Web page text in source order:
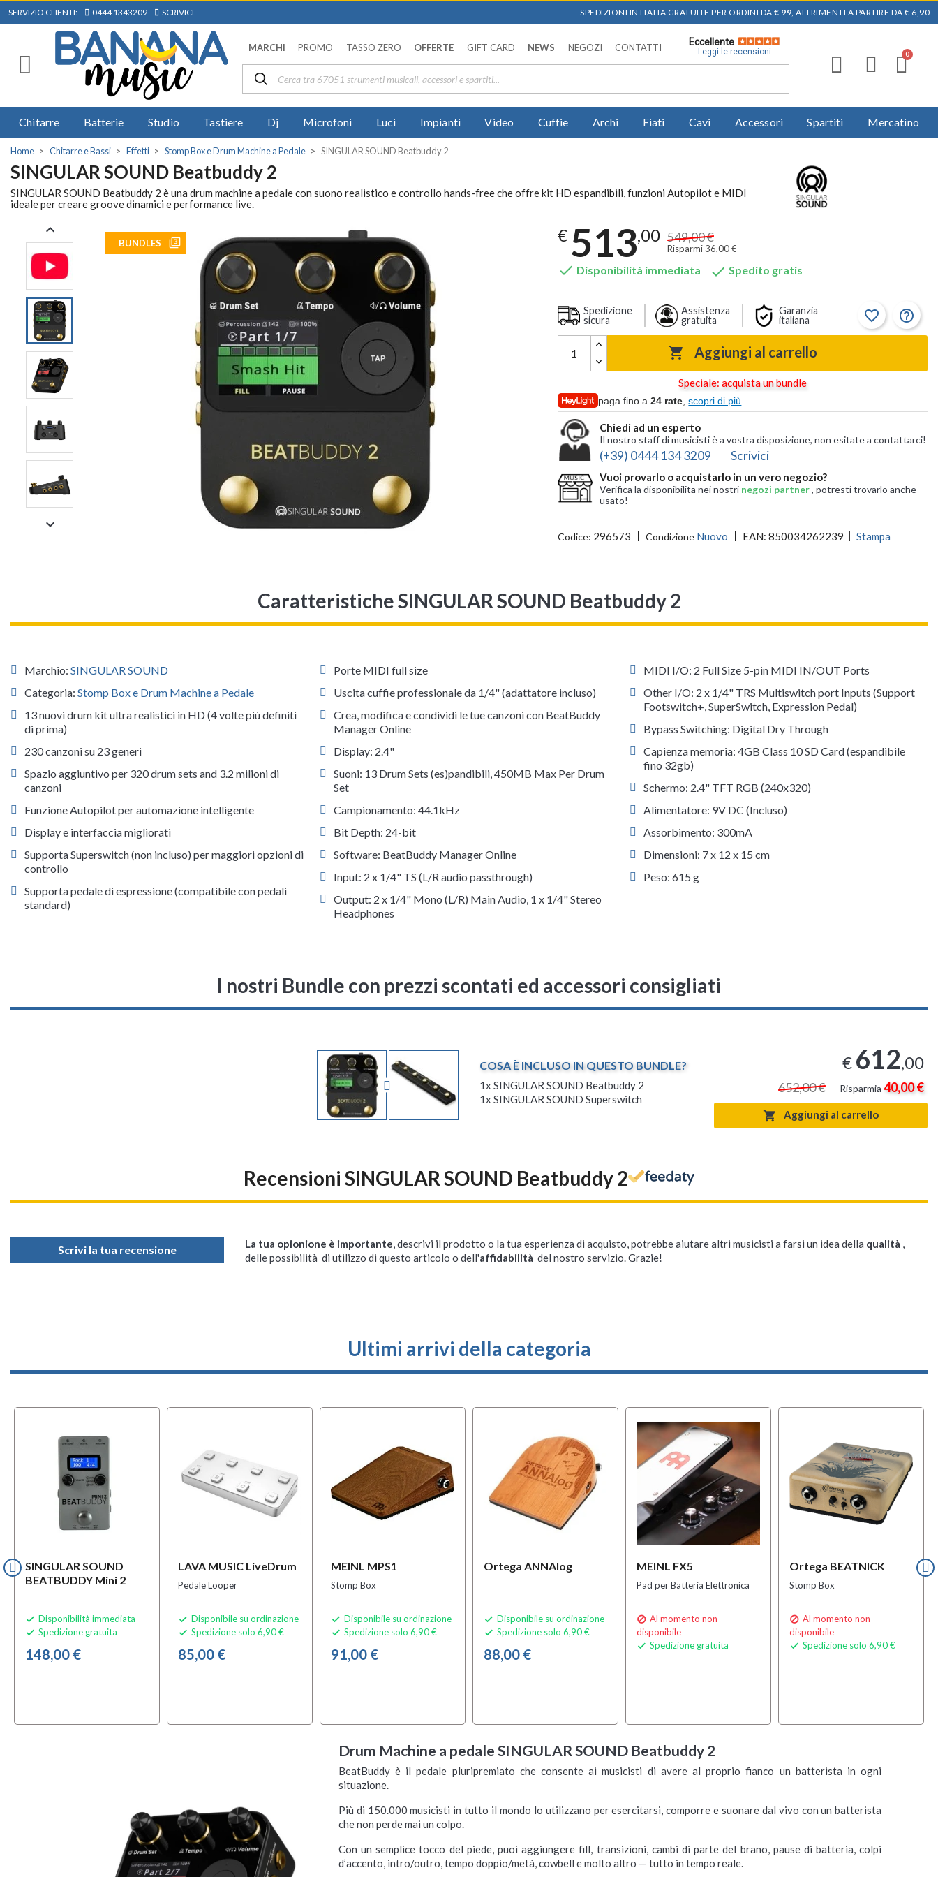
SERVIZIO CLIENTI: 0444 1343209 SCRIVICI SPEDIZIONI IN ITALIA GRATUITE PER ORDINI DA € 99, ALTRIMENTI A PARTIRE DA € 6,90
MARCHI PROMO TASSO ZERO OFFERTE GIFT CARD NEWS NEGOZI CONTATTI
Eccellente
Leggi le recensioni
Chitarre Batterie Studio Tastiere Dj Microfoni Luci Impianti Video Cuffie Archi Fiati Cavi Accessori Spartiti Mercatino
Home Chitarre e Bassi Effetti Stomp Box e Drum Machine a Pedale SINGULAR SOUND Beatbuddy 2
SINGULAR SOUND Beatbuddy 2
SINGULAR SOUND Beatbuddy 2 è una drum machine a pedale con suono realistico e controllo hands-free che offre kit HD espandibili, funzioni Autopilot e MIDI
ideale per creare groove dinamici e performance live.
BUNDLES filter_3


€ 513,00 549,00 €
Risparmi 36,00 €
 Disponibilità immediata  Spedito gratis
Spedizione
sicura
Assistenza
gratuita
Garanzia
italiana
favorite_border help_outline
 Aggiungi al carrello
Speciale: acquista un bundle
paga fino a24 rate ,scopri di più
Chiedi ad un esperto
Il nostro staff di musicisti è a vostra disposizione, non esitate a contattarci!
(+39) 0444 134 3209 Scrivici
Vuoi provarlo o acquistarlo in un vero negozio?
Verifica la disponibilita nei nostri negozi partner, potresti trovarlo anche
usato!
Codice: 296573 Condizione Nuovo EAN: 850034262239 Stampa
Caratteristiche SINGULAR SOUND Beatbuddy 2
Marchio: SINGULAR SOUND
Categoria: Stomp Box e Drum Machine a Pedale
13 nuovi drum kit ultra realistici in HD (4 volte più definiti
di prima)
230 canzoni su 23 generi
Spazio aggiuntivo per 320 drum sets and 3.2 milioni di
canzoni
Funzione Autopilot per automazione intelligente
Display e interfaccia migliorati
Supporta Superswitch (non incluso) per maggiori opzioni di
controllo
Supporta pedale di espressione (compatibile con pedali
standard)
Porte MIDI full size
Uscita cuffie professionale da 1/4" (adattatore incluso)
Crea, modifica e condividi le tue canzoni con BeatBuddy
Manager Online
Display: 2.4"
Suoni: 13 Drum Sets (es)pandibili, 450MB Max Per Drum
Set
Campionamento: 44.1kHz
Bit Depth: 24-bit
Software: BeatBuddy Manager Online
Input: 2 x 1/4" TS (L/R audio passthrough)
Output: 2 x 1/4" Mono (L/R) Main Audio, 1 x 1/4" Stereo
Headphones
MIDI I/O: 2 Full Size 5-pin MIDI IN/OUT Ports
Other I/O: 2 x 1/4" TRS Multiswitch port Inputs (Support
Footswitch+, SuperSwitch, Expression Pedal)
Bypass Switching: Digital Dry Through
Capienza memoria: 4GB Class 10 SD Card (espandibile
fino 32gb)
Schermo: 2.4" TFT RGB (240x320)
Alimentatore: 9V DC (Incluso)
Assorbimento: 300mA
Dimensioni: 7 x 12 x 15 cm
Peso: 615 g
I nostri Bundle con prezzi scontati ed accessori consigliati
COSA È INCLUSO IN QUESTO BUNDLE?
1x SINGULAR SOUND Beatbuddy 2
1x SINGULAR SOUND Superswitch
€ 612,00
Risparmia 40,00 €
652,00 €
 Aggiungi al carrello
Recensioni SINGULAR SOUND Beatbuddy 2
Scrivi la tua recensione La tua opionione è importante, descrivi il prodotto o la tua esperienza di acquisto, potrebbe aiutare altri musicisti a farsi un idea della qualità ,
delle possibilità di utilizzo di questo articolo o dell'affidabilità del nostro servizio. Grazie!
Ultimi arrivi della categoria
SINGULAR SOUND
BEATBUDDY Mini 2
 Disponibilità immediata
 Spedizione gratuita
148,00 €
LAVA MUSIC LiveDrum
Pedale Looper
 Disponibile su ordinazione
 Spedizione solo 6,90 €
85,00 €
MEINL MPS1
Stomp Box
 Disponibile su ordinazione
 Spedizione solo 6,90 €
91,00 €
Ortega ANNAlog
 Disponibile su ordinazione
 Spedizione solo 6,90 €
88,00 €
MEINL FX5
Pad per Batteria Elettronica
 Al momento non
disponibile
 Spedizione gratuita
Ortega BEATNICK
Stomp Box
 Al momento non
disponibile
 Spedizione solo 6,90 €
Drum Machine a pedale SINGULAR SOUND Beatbuddy 2
BeatBuddy è il pedale pluripremiato che consente ai musicisti di avere al proprio fianco un batterista in ogni
situazione.
Più di 150.000 musicisti in tutto il mondo lo utilizzano per esercitarsi, comporre e suonare dal vivo con un batterista
che non perde mai un colpo.
Con un semplice tocco del piede, puoi aggiungere fill, transizioni, cambi di parte del brano, pause di batteria, colpi
d’accento, intro/outro, tempo doppio/metà, cowbell e molto altro — tutto in tempo reale.